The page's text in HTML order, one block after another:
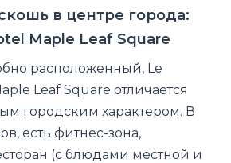
в центре города:
Maple Leaf Square
расположенный, Le
Leaf Square отличается
городским характером. В
есть фитнес-зона,
(с блюдами местной и